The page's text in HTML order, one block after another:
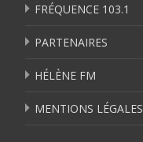
FRÉQUENCE 103.1
PARTENAIRES
HÉLÈNE FM
MENTIONS LÉGALES